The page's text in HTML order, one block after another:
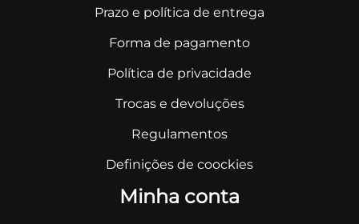
Prazo e política de entrega
Forma de pagamento
Política de privacidade
Trocas e devoluções
Regulamentos
Definições de coockies
Minha conta